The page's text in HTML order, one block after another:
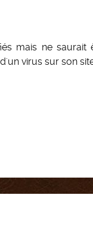
mais ne saurait
virus sur son